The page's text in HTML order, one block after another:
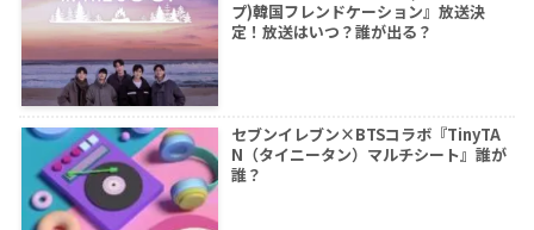
プ)韓国フレンドケーション』放送決
定！放送はいつ？誰が出る？
セブンイレブン×BTSコラボ『TinyTA
N（タイニータン）マルチシート』誰が
誰？